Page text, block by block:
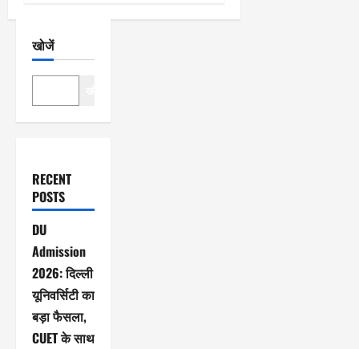
खोजें
RECENT
POSTS
DU
Admission
2026: दिल्ली
यूनिवर्सिटी का
बड़ा फैसला,
CUET के साथ